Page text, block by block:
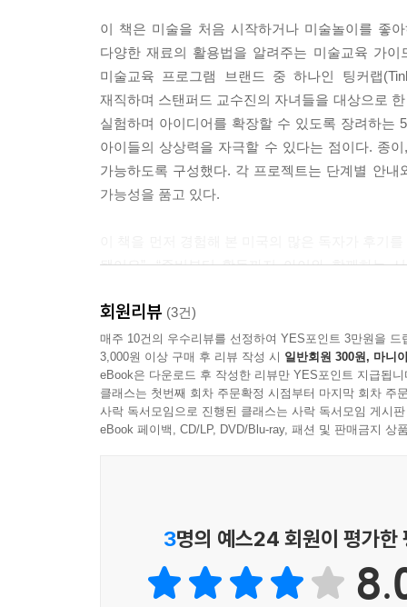
이 책은 미술을 처음 시작하거나 미술놀이를 좋
다양한 재료의 활용법을 알려주는 미술교육 가
미술교육 프로그램 브랜드 중 하나인 팅커랩
재직하며 스탠퍼드 교수진의 자녀들을 대상으로
실험하며 아이디어를 확장할 수 있도록 장려하는
아이들의 상상력을 자극할 수 있다는 점이다. 종
가능하도록 구성했다. 각 프로젝트는 단계별 안
가능성을 품고 있다.
됐어요”, “준비부터 활동까지 아이와 함께하는
시작점이 될 것이다. 함께 만드는 즐거움, 실패
가능성을 열어준다.
더 다이내믹하고 즐겁게! 미술 수업이 달라진다!
아이의 생각을 깨우는 스탠퍼드식 영재미술 클래
않는 아트 클래스가 될 것이다.
크레용, 풀, 종이, 스펀지, 재활용품. 어디에나 있
회원리뷰 (3건)
매주 10건의 우수리뷰를 선정하여 YES포인트 3만원을 드
3,000원 이상 구매 후 리뷰 작성 시 일반회원 300원, 마니
eBook은 다운로드 후 작성한 리뷰만 YES포인트 지급됩니
클래스는 첫번째 회차 주문확정 시점부터 마지막 회차 주
사락 독서모임으로 진행된 클래스는 사락 독서모임 게시
eBook 페이백, CD/LP, DVD/Blu-ray, 패션 및 판매금지 상
3명의 예스24 회원이 평가한